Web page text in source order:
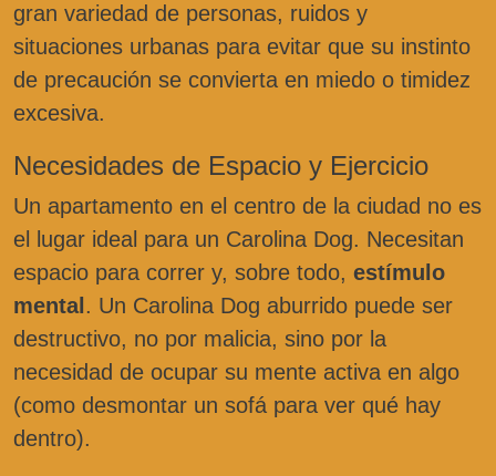
gran variedad de personas, ruidos y
situaciones urbanas para evitar que su instinto
de precaución se convierta en miedo o timidez
excesiva.
Necesidades de Espacio y Ejercicio
Un apartamento en el centro de la ciudad no es
el lugar ideal para un Carolina Dog. Necesitan
espacio para correr y, sobre todo, estímulo
mental. Un Carolina Dog aburrido puede ser
destructivo, no por malicia, sino por la
necesidad de ocupar su mente activa en algo
(como desmontar un sofá para ver qué hay
dentro).